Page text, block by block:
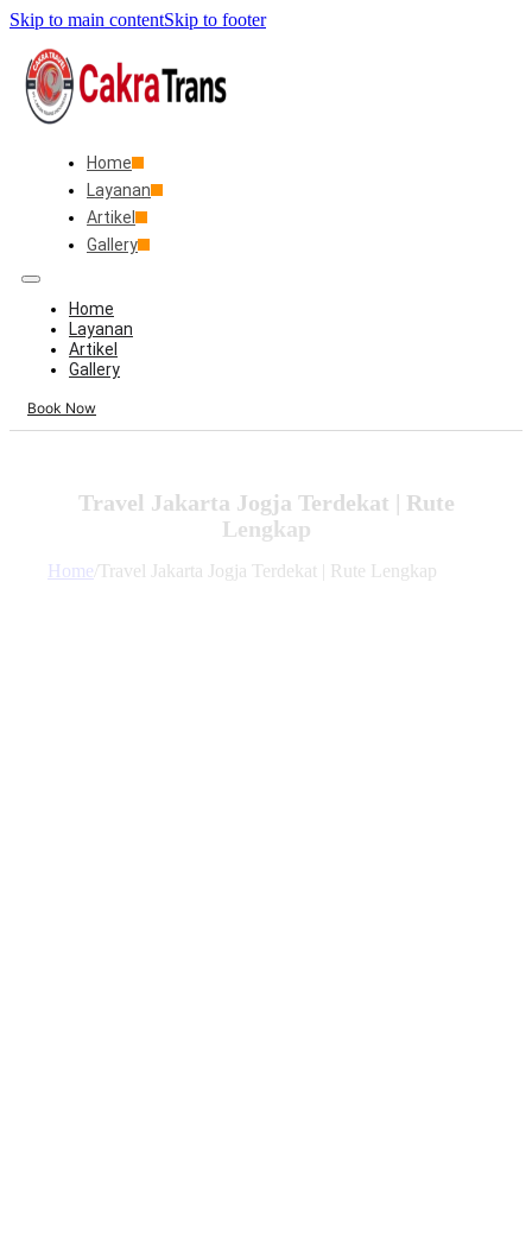
Skip to main contentSkip to footer
Home
Layanan
Artikel
Gallery
Home
Layanan
Artikel
Gallery
Book Now
Travel Jakarta Jogja Terdekat | Rute
Lengkap
Home Travel Jakarta Jogja Terdekat | Rute Lengkap